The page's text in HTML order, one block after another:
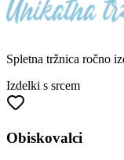
Spletna tržnica ročno
Izdelki s srcem
Obiskovalci